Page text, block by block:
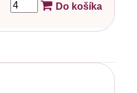
Do košíka